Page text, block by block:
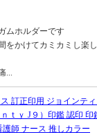
ムホルダーです
をかけてカミカミし楽
...
訂正印用 ジョインテ
ｔｙ J９）印鑑 認印 印
護師 ナース 推しカラー